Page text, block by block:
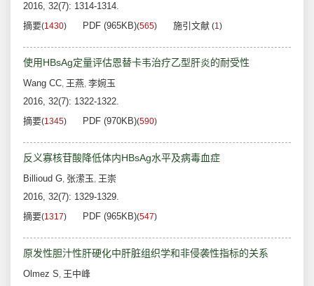
2016, 32(7): 1314-1314.
摘要(1430) PDF (965KB)(565) 施引文献 (1)
使用HBsAg定量评估恩替卡韦治疗乙型肝炎的耐受性
Wang CC, 王燕, 李婉玉
2016, 32(7): 1322-1322.
摘要(1345) PDF (970KB)(590)
反义寡核苷酸降低体内HBsAg水平及病毒血症
Billioud G, 张潆玉, 王崇
2016, 32(7): 1329-1329.
摘要(1317) PDF (965KB)(547)
原发性胆汁性肝硬化中肝脏组织学和非侵袭性指标的关系
Olmez S, 王中峰